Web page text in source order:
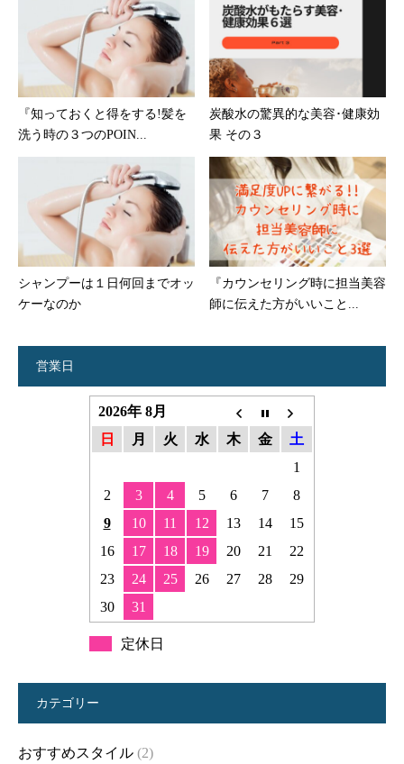
『知っておくと得をする!髪を
洗う時の３つのPOIN...
炭酸水の驚異的な美容･健康効
果 その３
シャンプーは１日何回までオッ
ケーなのか
『カウンセリング時に担当美容
師に伝えた方がいいこと...
営業日
2026年 8月
日
月 火 水 木 金
土
1
2
3 4 5 6 7
8
9
10 11 12 13 14
15
16
17 18 19 20 21
22
23
24 25 26 27 28
29
30
31
定休日
カテゴリー
おすすめスタイル (2)